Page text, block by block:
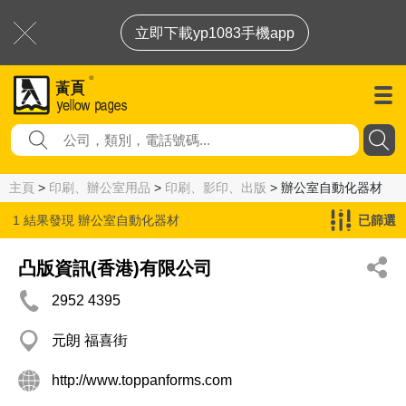
立即下載yp1083手機app
主頁 > 印刷、辦公室用品 > 印刷、影印、出版 > 辦公室自動化器材
1 結果發現 辦公室自動化器材 已篩選
凸版資訊(香港)有限公司
2952 4395
元朗 福喜街
http://www.toppanforms.com